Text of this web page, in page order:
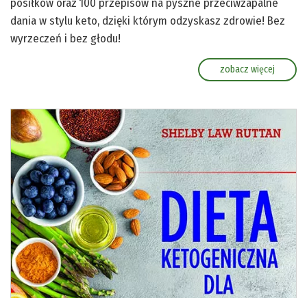
posiłków oraz 100 przepisów na pyszne przeciwzapalne
dania w stylu keto, dzięki którym odzyskasz zdrowie! Bez
wyrzeczeń i bez głodu!
zobacz więcej